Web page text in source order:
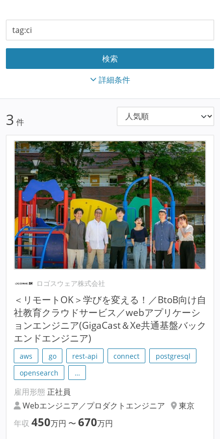
詳細条件
3 件
ロゴスウェア株式会社
＜リモートOK＞学びを変える！／BtoB向け自
社教育クラウドサービス／webアプリケーシ
ョンエンジニア(GigaCast＆Xe共通基盤バック
エンドエンジニア)
aws go rest-api connect
postgresql
opensearch
…
雇用形態 正社員
Webエンジニア／プロダクトエンジニア
東京
年収 450万円 〜 670万円